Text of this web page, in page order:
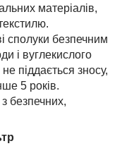
матеріалів,
сполуки безпечним
і вуглекислого
піддається зносу,
5 років.
безпечних,